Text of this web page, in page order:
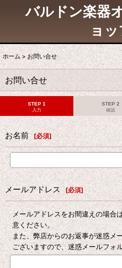
バルドン楽器
ョ
ホーム > お問い合せ
お問い合せ
STEP 1
入力
STEP 2
確認
お名前 [必須]
メールアドレス [必須]
メールアドレスをお間違えの場合
意ください。
また、弊店からのお返事が迷惑メ
ございますので、迷惑メールフォ